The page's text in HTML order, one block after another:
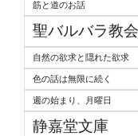
筋と道のお話
聖バルバラ教会
自然の欲求と隠れた欲求
色の話は無限に続く
週の始まり、月曜日
静嘉堂文庫